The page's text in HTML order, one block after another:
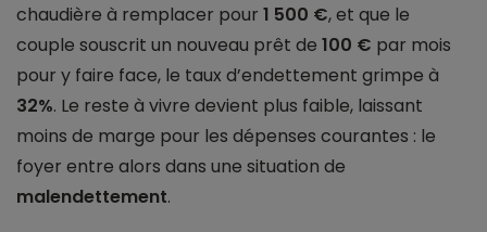
chaudière à remplacer pour 1 500 €, et que le
couple souscrit un nouveau prêt de 100 € par mois
pour y faire face, le taux d’endettement grimpe à
32%. Le reste à vivre devient plus faible, laissant
moins de marge pour les dépenses courantes : le
foyer entre alors dans une situation de
malendettement.